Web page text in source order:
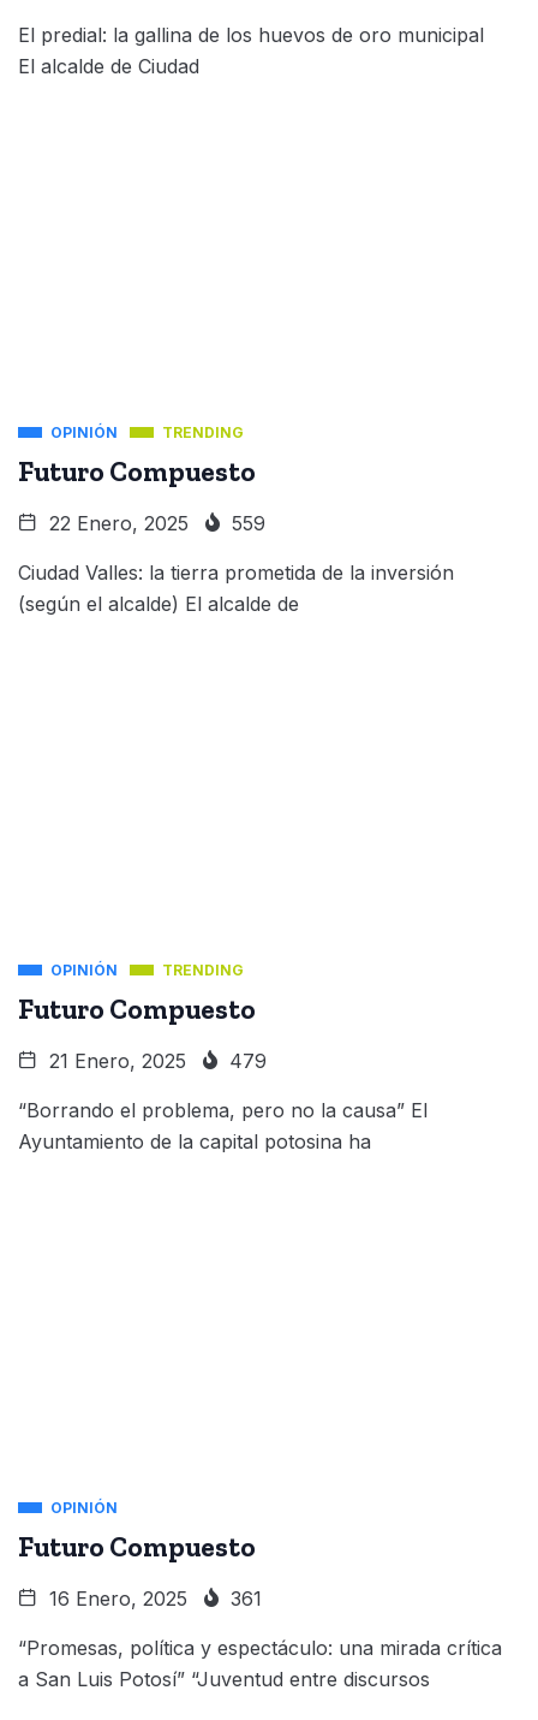
El predial: la gallina de los huevos de oro municipal
El alcalde de Ciudad
OPINIÓN TRENDING
Futuro Compuesto
22 Enero, 2025 559
Ciudad Valles: la tierra prometida de la inversión
(según el alcalde) El alcalde de
OPINIÓN TRENDING
Futuro Compuesto
21 Enero, 2025 479
“Borrando el problema, pero no la causa” El
Ayuntamiento de la capital potosina ha
OPINIÓN
Futuro Compuesto
16 Enero, 2025 361
“Promesas, política y espectáculo: una mirada crítica
a San Luis Potosí” “Juventud entre discursos